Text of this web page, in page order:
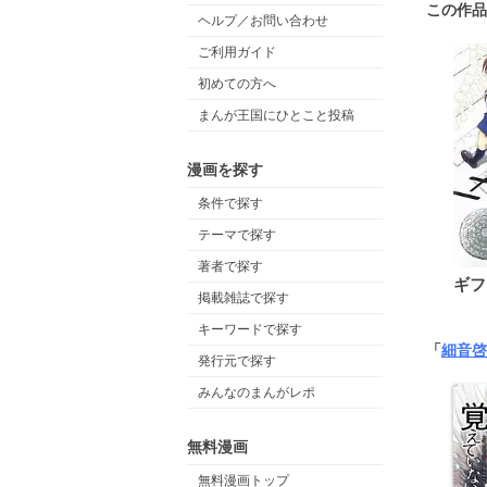
ヘルプ／お問い合わせ
ご利用ガイド
初めての方へ
まんが王国にひとこと投稿
漫画を探す
条件で探す
テーマで探す
著者で探す
掲載雑誌で探す
キーワードで探す
発行元で探す
みんなのまんがレポ
無料漫画
無料漫画トップ
この作
ギ
「細音啓